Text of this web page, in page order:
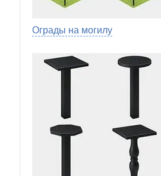
Ограды на могилу